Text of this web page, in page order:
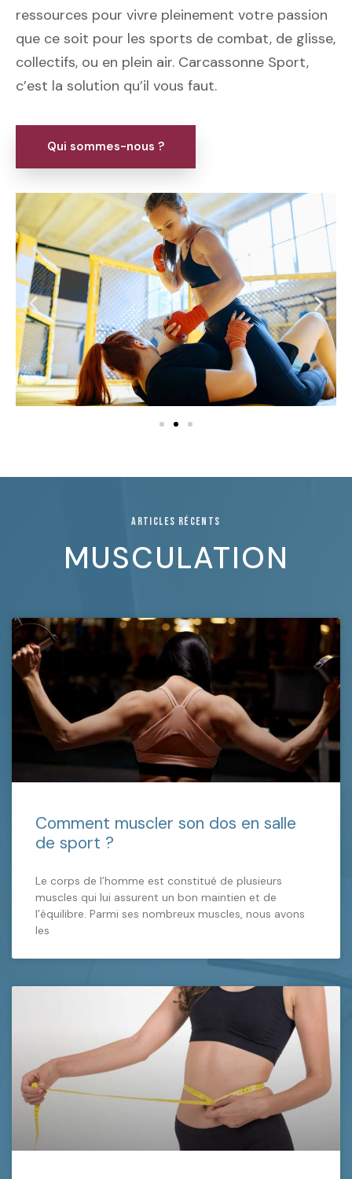
ressources pour vivre pleinement votre passion
que ce soit pour les sports de combat, de glisse,
collectifs, ou en plein air. Carcassonne Sport,
c’est la solution qu’il vous faut.
Qui sommes-nous ?
ARTICLES RÉCENTS
MUSCULATION
Comment muscler son dos en salle
de sport ?
Le corps de l’homme est constitué de plusieurs
muscles qui lui assurent un bon maintien et de
l’équilibre. Parmi ses nombreux muscles, nous avons
les